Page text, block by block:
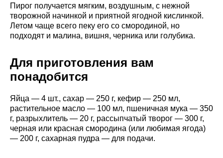
Пирог получается мягким, воздушным, с нежной
творожной начинкой и приятной ягодной кислинкой.
Летом чаще всего пеку его со смородиной, но
подходят и малина, вишня, черника или голубика.
Для приготовления вам
понадобится
Яйца — 4 шт., сахар — 250 г, кефир — 250 мл,
растительное масло — 100 мл, пшеничная мука — 350
г, разрыхлитель — 20 г, рассыпчатый творог — 300 г,
черная или красная смородина (или любимая ягода)
— 200 г, сахарная пудра — для подачи.